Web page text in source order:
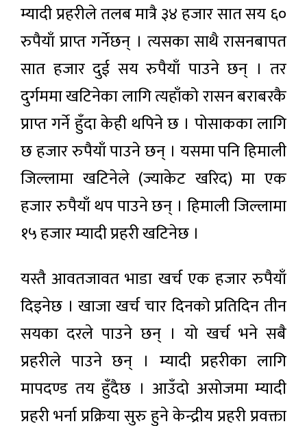
म्यादी प्रहरीले तलब मात्रै ३४ हजार सात सय ६०
रुपैयाँ प्राप्त गर्नेछन् । त्यसका साथै रासनबापत
सात हजार दुई सय रुपैयाँ पाउने छन् । तर
दुर्गममा खटिनेका लागि त्यहाँको रासन बराबरकै
प्राप्त गर्ने हुँदा केही थपिने छ । पोसाकका लागि
छ हजार रुपैयाँ पाउने छन् । यसमा पनि हिमाली
जिल्लामा खटिनेले (ज्याकेट खरिद) मा एक
हजार रुपैयाँ थप पाउने छन् । हिमाली जिल्लामा
१५ हजार म्यादी प्रहरी खटिनेछ ।
यस्तै आवतजावत भाडा खर्च एक हजार रुपैयाँ
दिइनेछ । खाजा खर्च चार दिनको प्रतिदिन तीन
सयका दरले पाउने छन् । यो खर्च भने सबै
प्रहरीले पाउने छन् । म्यादी प्रहरीका लागि
मापदण्ड तय हुँदैछ । आउँदाे असोजमा म्यादी
प्रहरी भर्ना प्रक्रिया सुरु हुने केन्द्रीय प्रहरी प्रवक्ता